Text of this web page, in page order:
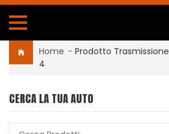
Home - Prodotto Trasmissione
4
CERCA LA TUA AUTO